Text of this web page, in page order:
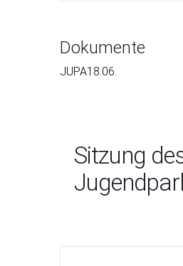
Dokumente
JUPA18.06.
Sitzung